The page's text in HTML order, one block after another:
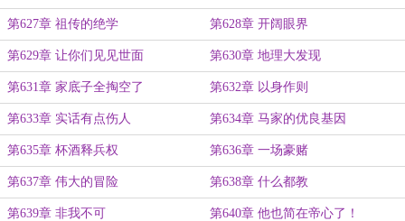
第627章 祖传的绝学 第628章 开阔眼界
第629章 让你们见见世面 第630章 地理大发现
第631章 家底子全掏空了 第632章 以身作则
第633章 实话有点伤人 第634章 马家的优良基因
第635章 杯酒释兵权 第636章 一场豪赌
第637章 伟大的冒险 第638章 什么都教
第639章 非我不可 第640章 他也简在帝心了！